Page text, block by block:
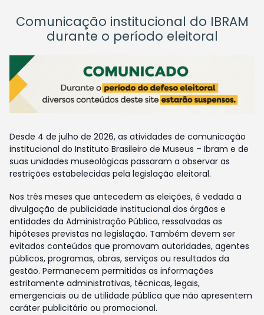
Comunicação institucional do IBRAM
durante o período eleitoral
Desde 4 de julho de 2026, as atividades de comunicação
institucional do Instituto Brasileiro de Museus – Ibram e de
suas unidades museológicas passaram a observar as
restrições estabelecidas pela legislação eleitoral.
Nos três meses que antecedem as eleições, é vedada a
divulgação de publicidade institucional dos órgãos e
entidades da Administração Pública, ressalvadas as
hipóteses previstas na legislação. Também devem ser
evitados conteúdos que promovam autoridades, agentes
públicos, programas, obras, serviços ou resultados da
gestão. Permanecem permitidas as informações
estritamente administrativas, técnicas, legais,
emergenciais ou de utilidade pública que não apresentem
caráter publicitário ou promocional.